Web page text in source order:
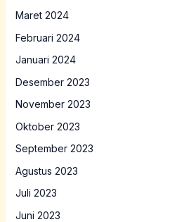
Maret 2024
Februari 2024
Januari 2024
Desember 2023
November 2023
Oktober 2023
September 2023
Agustus 2023
Juli 2023
Juni 2023